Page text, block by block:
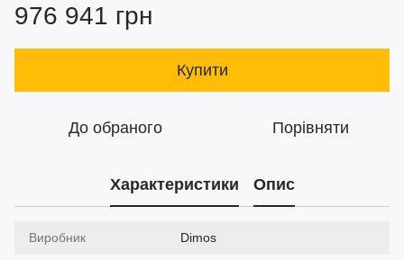
976 941 грн
Купити
До обраного Порівняти
Характеристики Опис
Виробник Dimos